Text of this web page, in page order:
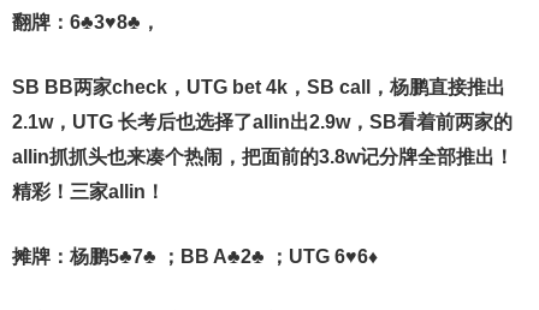
翻牌：6♣3♥8♣，
SB BB两家check，UTG bet 4k，SB call，杨鹏直接推出
2.1w，UTG 长考后也选择了allin出2.9w，SB看着前两家的
allin抓抓头也来凑个热闹，把面前的3.8w记分牌全部推出！
精彩！三家allin！
摊牌： 杨鹏5♣7♣ ；BB A♣2♣ ；UTG 6♥6♦